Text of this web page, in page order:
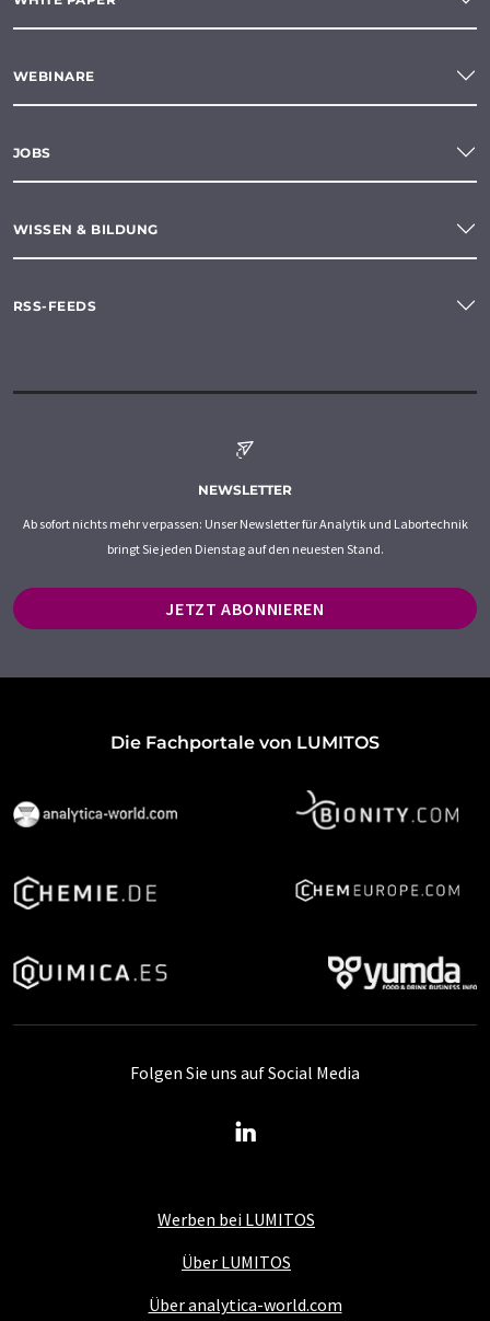
WEBINARE
JOBS
WISSEN & BILDUNG
RSS-FEEDS
NEWSLETTER
Ab sofort nichts mehr verpassen: Unser Newsletter für Analytik und Labortechnik
bringt Sie jeden Dienstag auf den neuesten Stand.
JETZT ABONNIEREN
Die Fachportale von LUMITOS
Werben bei LUMITOS
Über LUMITOS
Über analytica-world.com
Folgen Sie uns auf Social Media